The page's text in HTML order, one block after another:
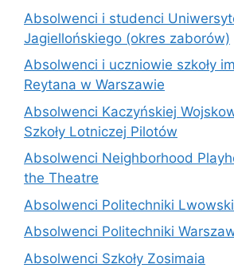
Absolwenci i studenci
Jagiellońskiego (okres zaborów)
Absolwenci i uczniowie szkoły
Reytana w Warszawie
Absolwenci Kaczyńskiej
Szkoły Lotniczej Pilotów
Absolwenci Neighborhood
the Theatre
Absolwenci Politechniki
Absolwenci Politechniki
Absolwenci Szkoły Zosimaia